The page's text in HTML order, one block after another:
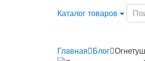
Каталог товаров
for:
Главная Блог